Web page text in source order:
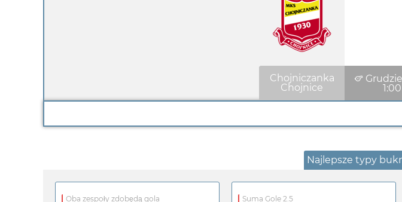
Chojniczanka
Chojnice
Najlepsze typy
Oba zespoły zdobędą gola Suma Gole 2.5